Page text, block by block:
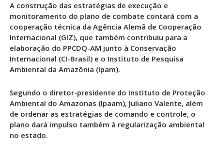
A construção das estratégias de execução e
monitoramento do plano de combate contará com a
cooperação técnica da Agência Alemã de Cooperação
Internacional (GIZ), que também contribuiu para a
elaboração do PPCDQ-AM junto à Conservação
Internacional (CI-Brasil) e o Instituto de Pesquisa
Ambiental da Amazônia (Ipam).
Segundo o diretor-presidente do Instituto de Proteção
Ambiental do Amazonas (Ipaam), Juliano Valente, além
de ordenar as estratégias de comando e controle, o
plano dará impulso também à regularização ambiental
no estado.